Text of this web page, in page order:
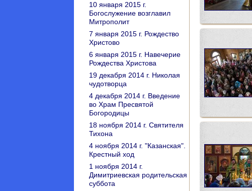
10 января 2015 г.
Богослужение возглавил
Митрополит
7 января 2015 г. Рождество
Христово
6 января 2015 г. Навечерие
Рождества Христова
19 декабря 2014 г. Николая
чудотворца
4 декабря 2014 г. Введение
во Храм Пресвятой
Богородицы
18 ноября 2014 г. Святителя
Тихона
4 ноября 2014 г. "Казанская".
Крестный ход
1 ноября 2014 г.
Димитриевская родительская
суббота